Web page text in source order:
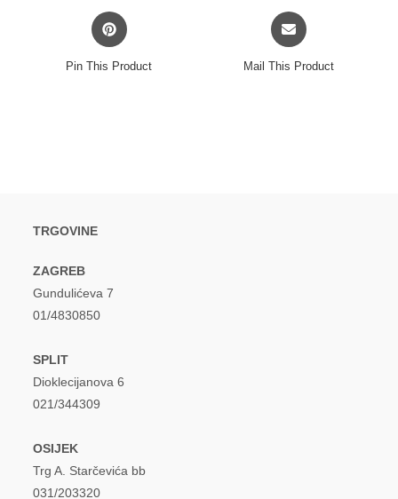
Opens
in
Pin This Product
Opens
in
Mail This Product
TRGOVINE
ZAGREB
Gundulićeva 7
01/4830850
SPLIT
Dioklecijanova 6
021/344309
OSIJEK
Trg A. Starčevića bb
031/203320